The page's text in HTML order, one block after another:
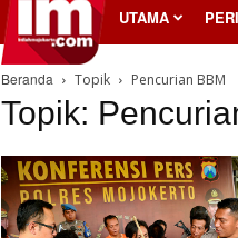
InilahMojokerto UTAMA
Beranda Topik Pencurian BBM
Topik: